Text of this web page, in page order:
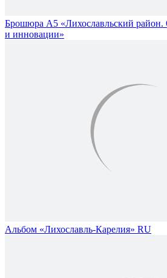
Брошюра А5 «Лихославльский район.
и инновации»
Альбом «Лихославль-Карелия» RU